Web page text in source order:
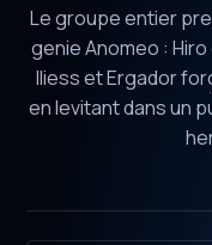
Le groupe entier
genie Anomeo :
Iliess et Ergador
en levitant dans un